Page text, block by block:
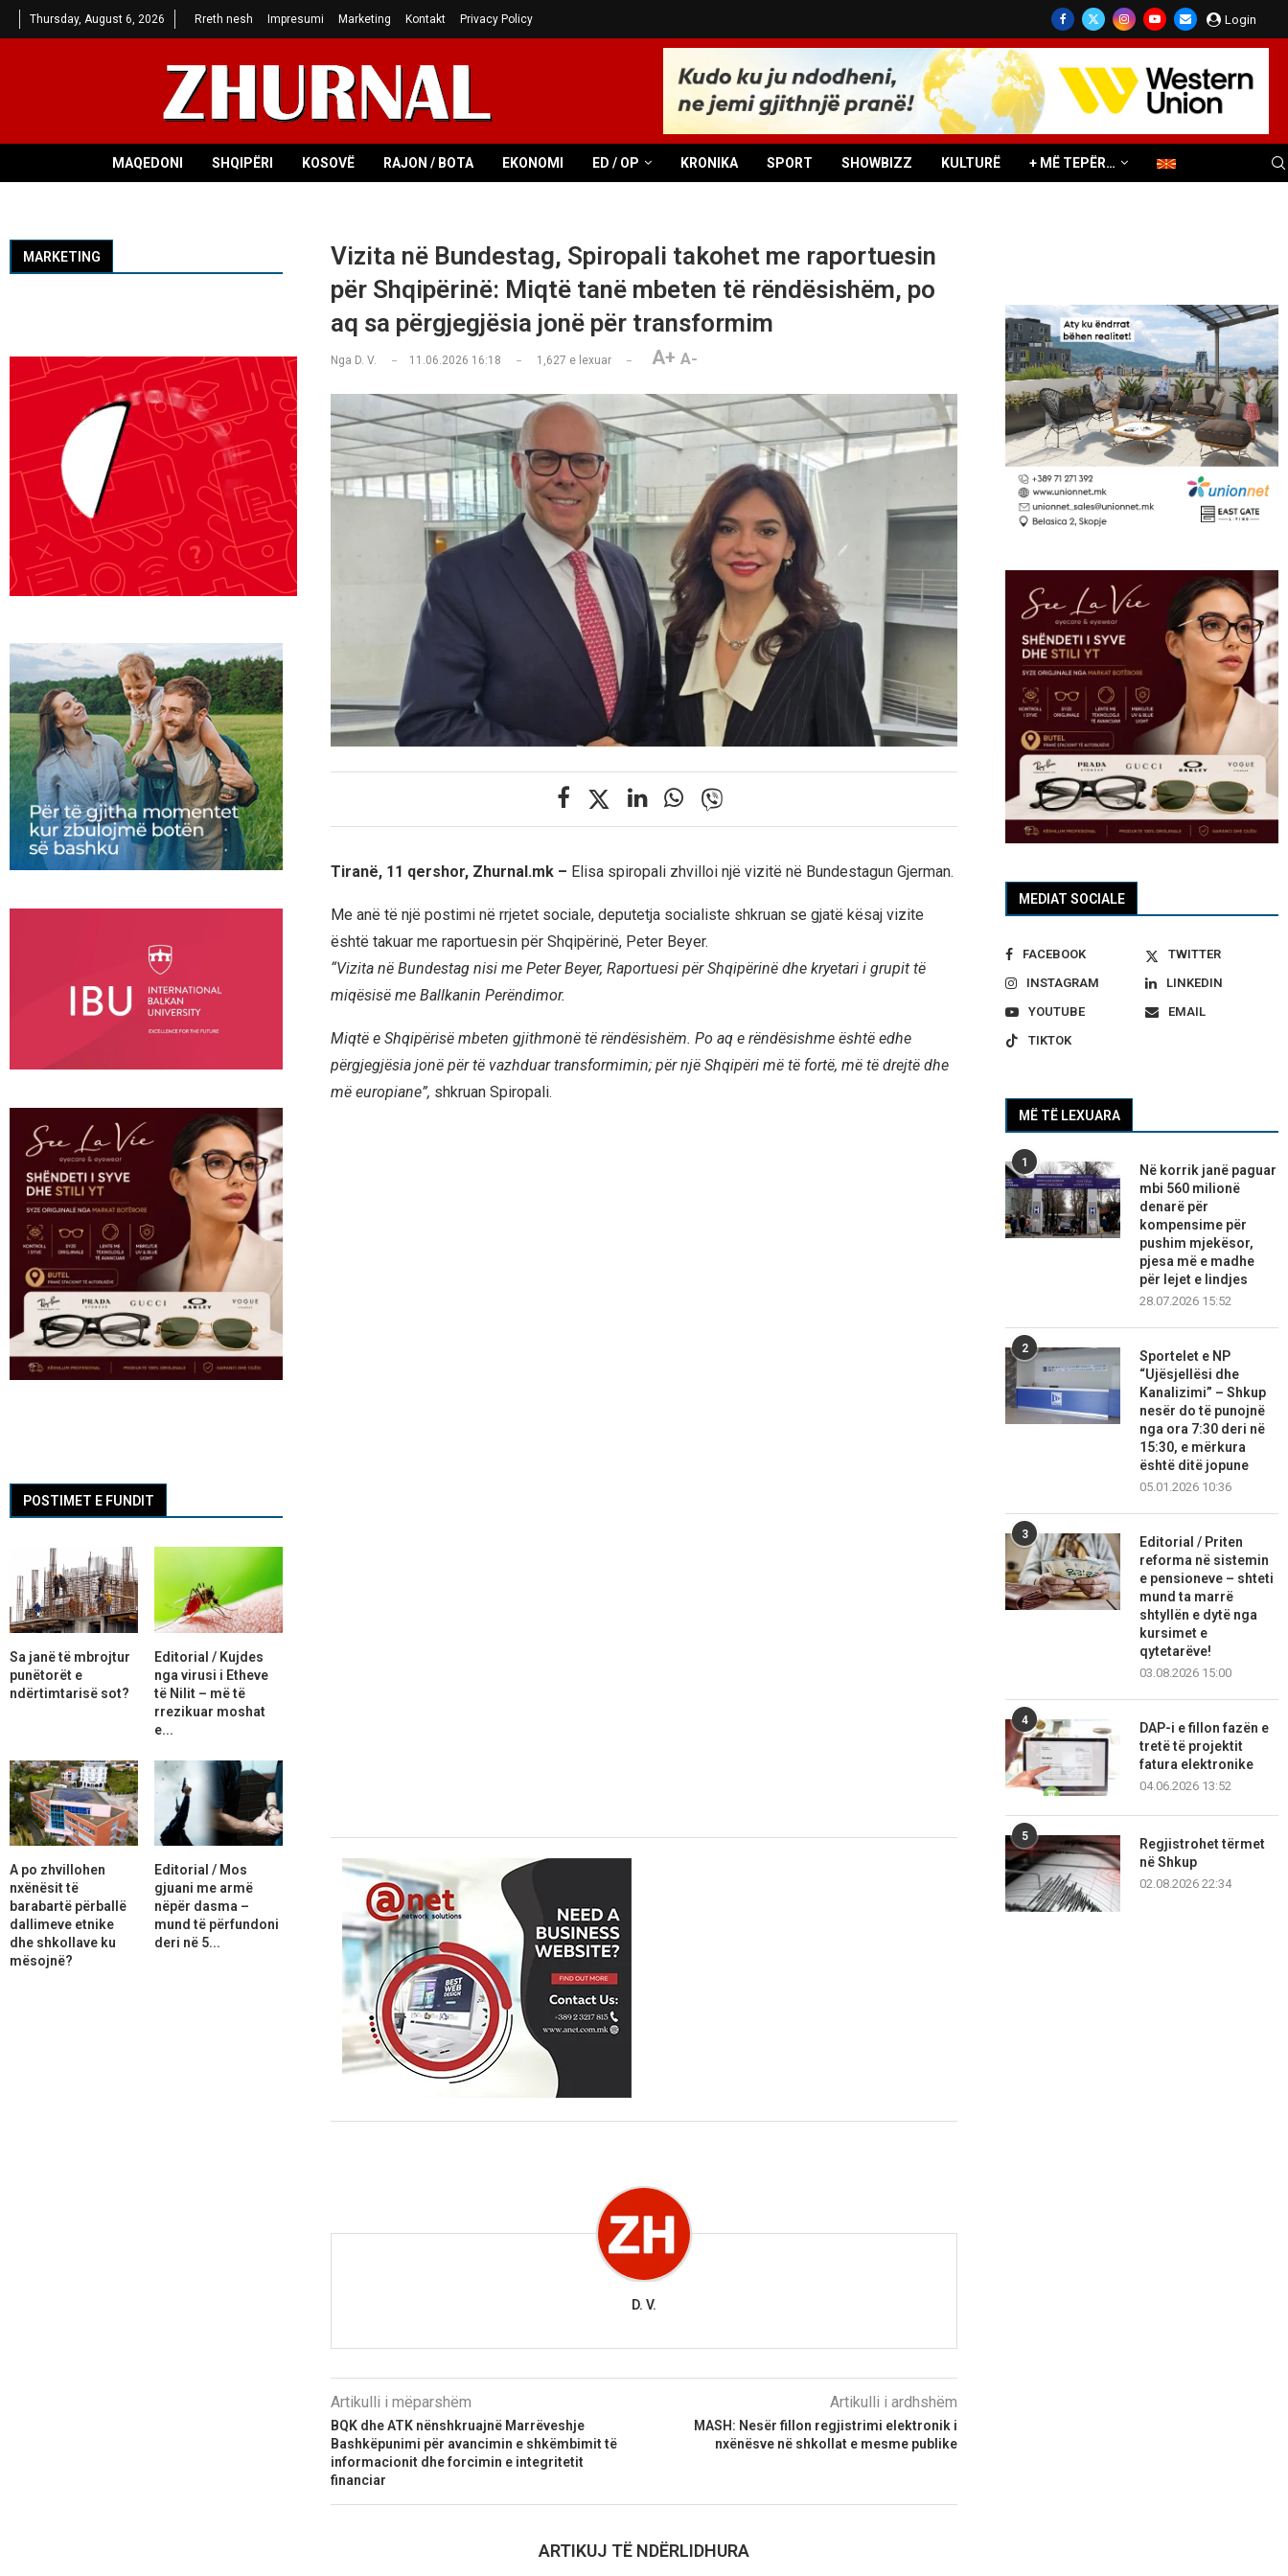
Thursday, August 6, 2026 Rreth nesh Impresumi Marketing Kontakt Privacy Policy Login
MAQEDONI SHQIPËRI KOSOVË RAJON / BOTA EKONOMI ED / OP KRONIKA SPORT SHOWBIZZ KULTURË + MË TEPËR…
Vizita në Bundestag, Spiropali takohet me raportuesin
për Shqipërinë: Miqtë tanë mbeten të rëndësishëm, po
aq sa përgjegjësia jonë për transformim
Nga D. V. 11.06.2026 16:18 1,627 e lexuar A+ A-
Tiranë, 11 qershor, Zhurnal.mk – Elisa spiropali zhvilloi një vizitë në Bundestagun Gjerman.
Me anë të një postimi në rrjetet sociale, deputetja socialiste shkruan se gjatë kësaj vizite
është takuar me raportuesin për Shqipërinë, Peter Beyer.
“Vizita në Bundestag nisi me Peter Beyer, Raportuesi për Shqipërinë dhe kryetari i grupit të
miqësisë me Ballkanin Perëndimor.
Miqtë e Shqipërisë mbeten gjithmonë të rëndësishëm. Po aq e rëndësishme është edhe
përgjegjësia jonë për të vazhduar transformimin; për një Shqipëri më të fortë, më të drejtë dhe
më europiane”, shkruan Spiropali.
D. V.
Artikulli i mëparshëm
BQK dhe ATK nënshkruajnë Marrëveshje
Bashkëpunimi për avancimin e shkëmbimit të
informacionit dhe forcimin e integritetit
financiar
Artikulli i ardhshëm
MASH: Nesër fillon regjistrimi elektronik i
nxënësve në shkollat e mesme publike
ARTIKUJ TË NDËRLIDHURA
MEDIAT SOCIALE
FACEBOOK
TWITTER
INSTAGRAM
LINKEDIN
YOUTUBE
EMAIL
TIKTOK
MË TË LEXUARA
1
Në korrik janë paguar
mbi 560 milionë
denarë për
kompensime për
pushim mjekësor,
pjesa më e madhe
për lejet e lindjes
28.07.2026 15:52
2
Sportelet e NP
“Ujësjellësi dhe
Kanalizimi” – Shkup
nesër do të punojnë
nga ora 7:30 deri në
15:30, e mërkura
është ditë jopune
05.01.2026 10:36
3
Editorial / Priten
reforma në sistemin
e pensioneve – shteti
mund ta marrë
shtyllën e dytë nga
kursimet e
qytetarëve!
03.08.2026 15:00
4
DAP-i e fillon fazën e
tretë të projektit
fatura elektronike
04.06.2026 13:52
5
Regjistrohet tërmet
në Shkup
02.08.2026 22:34
MARKETING
POSTIMET E FUNDIT
Sa janë të mbrojtur
punëtorët e
ndërtimtarisë sot?
Editorial / Kujdes
nga virusi i Etheve
të Nilit – më të
rrezikuar moshat
e...
A po zhvillohen
nxënësit të
barabartë përballë
dallimeve etnike
dhe shkollave ku
mësojnë?
Editorial / Mos
gjuani me armë
nëpër dasma –
mund të përfundoni
deri në 5...